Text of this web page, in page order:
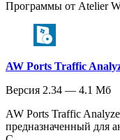
Программы от Atelier
AW Ports Traffic
Версия 2.34 — 4.1 Мб
AW Ports Traffic
предназначенный для